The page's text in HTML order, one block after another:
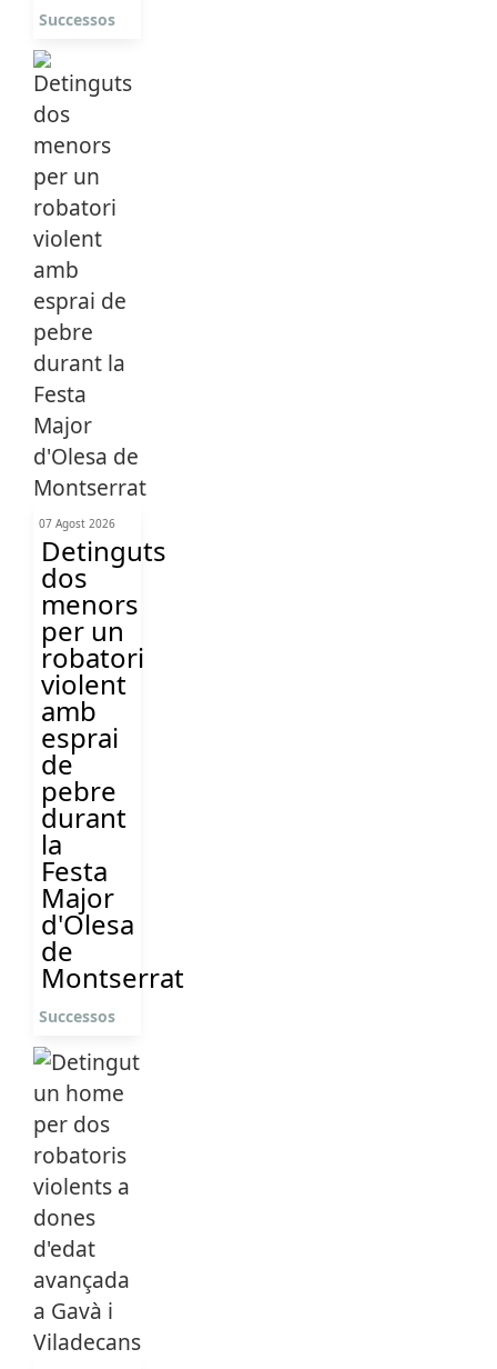
Successos
07 Agost 2026
Detinguts
dos
menors
per un
robatori
violent
amb
esprai
de
pebre
durant
la
Festa
Major
d'Olesa
de
Montserrat
Successos